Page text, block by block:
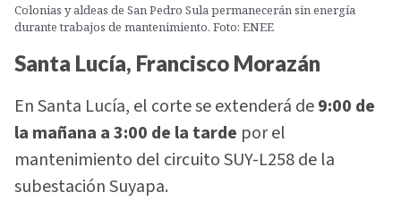
Colonias y aldeas de San Pedro Sula permanecerán sin energía
durante trabajos de mantenimiento. Foto: ENEE
Santa Lucía, Francisco Morazán
En Santa Lucía, el corte se extenderá de9:00 de
la mañana a 3:00 de la tarde por el
mantenimiento del circuito SUY-L258 de la
subestación Suyapa.